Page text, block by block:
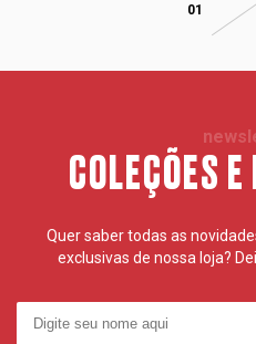
01
COLEÇÕES
Quer saber todas as
exclusivas de nossa loja?